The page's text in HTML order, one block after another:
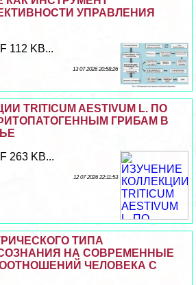
УПРАВЛЕНИЯ
112 KB...
13 07 2026 20:58:26
TRITICUM AESTIVUM L. ПО
ГРИБАМ В
263 KB...
12 07 2026 22:11:53
ТИПА
НА СОВРЕМЕННЫЕ
ЧЕЛОВЕКА С